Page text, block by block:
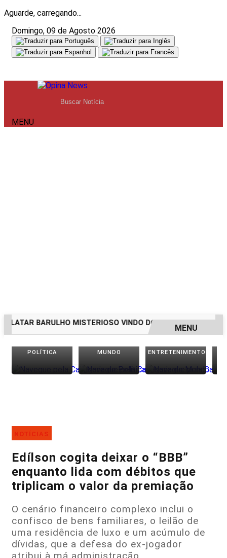
Aguarde, carregando...
Domingo, 09 de Agosto 2026
MENU
BARULHO MISTERIOSO VINDO DO MAR MULHER É
EM ALTA
MENU
POLÍTICA MUNDO ENTRETENIMENTO
NOTÍCIAS
Edílson cogita deixar o “BBB”
enquanto lida com débitos que
triplicam o valor da premiação
O cenário financeiro complexo inclui o
confisco de bens familiares, o leilão de
uma residência de luxo e um acúmulo de
dívidas, que a defesa do ex-jogador
atribui à má administração.